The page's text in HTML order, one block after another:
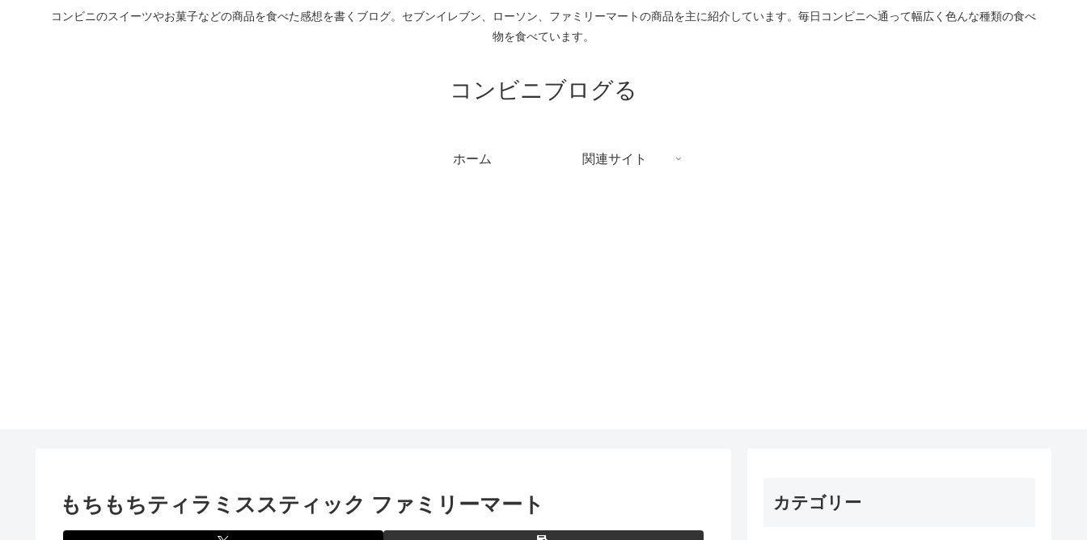
コンビニのスイーツやお菓子などの商品を食べた感想を書くブログ。セブンイレブン、ローソン、ファミリーマートの商品を主に紹介しています。毎日コンビニへ通って幅広く色んな種類の食べ
物を食べています。
コンビニブログる
ホーム 関連サイト
もちもちティラミススティック ファミリーマート カテゴリー